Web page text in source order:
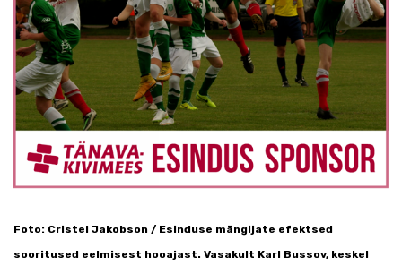
Foto: Cristel Jakobson / Esinduse mängijate efektsed
sooritused eelmisest hooajast. Vasakult Karl Bussov, keskel